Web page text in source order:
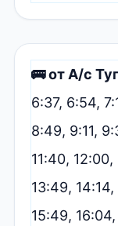
🚌 от А/с
6:37, 6:54,
8:49, 9:11,
11:40, 12:00,
13:49,
15:49,